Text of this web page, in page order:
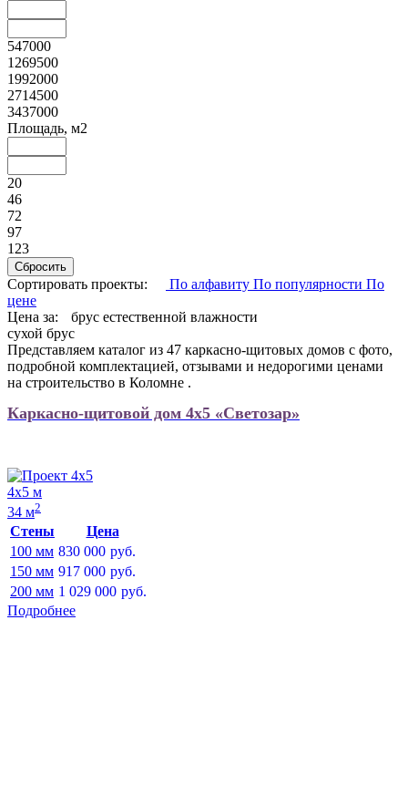
547000
1269500
1992000
2714500
3437000
Площадь, м2
20
46
72
97
123
Сортировать проекты: По алфавиту По популярности По
цене
Цена за:
брус естественной влажности
сухой брус
Представляем каталог из 47 каркасно-щитовых домов с фото,
подробной комплектацией, отзывами и недорогими ценами
на строительство в Коломне .
Каркасно-щитовой дом 4х5 «Светозар»
4х5 м
34 м2
Стены
Цена
100 мм 830 000 руб.
150 мм 917 000 руб.
200 мм 1 029 000 руб.
Подробнее